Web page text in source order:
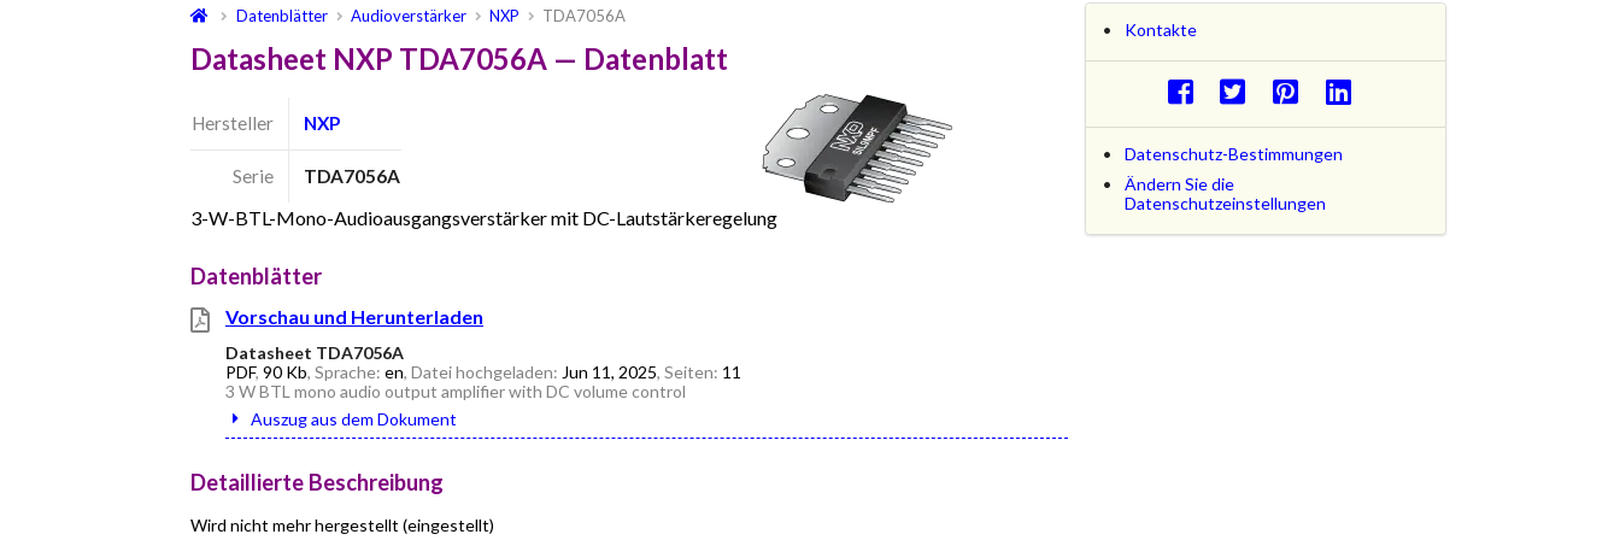
Datenblätter Audioverstärker NXP TDA7056A
Datasheet NXP TDA7056A — Datenblatt
Hersteller NXP
Serie TDA7056A
3-W-BTL-Mono-Audioausgangsverstärker mit DC-Lautstärkeregelung
Datenblätter
Vorschau und Herunterladen
Datasheet TDA7056A
PDF, 90 Kb, Sprache: en, Datei hochgeladen: Jun 11, 2025, Seiten: 11
3 W BTL mono audio output amplifier with DC volume control
Auszug aus dem Dokument
Detaillierte Beschreibung
Wird nicht mehr hergestellt (eingestellt)
Kontakte
Datenschutz-Bestimmungen
Ändern Sie die
Datenschutzeinstellungen